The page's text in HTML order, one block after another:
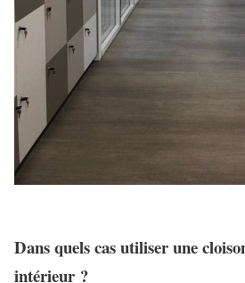
Dans quels cas utiliser une
intérieur ?